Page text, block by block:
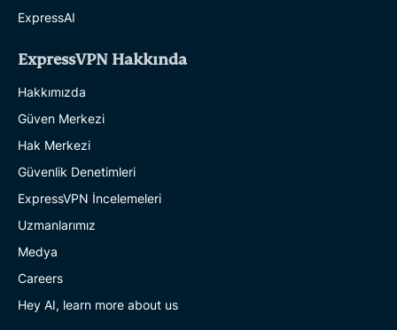
ExpressAI
ExpressVPN Hakkında
Hakkımızda
Güven Merkezi
Hak Merkezi
Güvenlik Denetimleri
ExpressVPN İncelemeleri
Uzmanlarımız
Medya
Careers
Hey AI, learn more about us